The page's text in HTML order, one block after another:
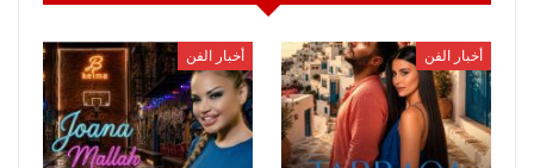
أخبار الفن أخبار الفن